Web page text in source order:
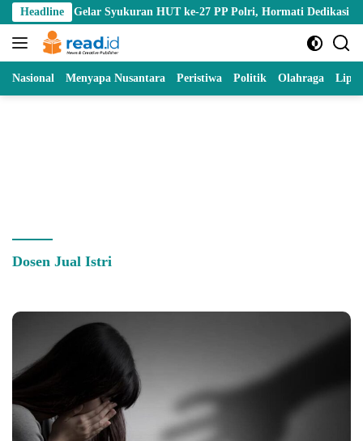
Skip
to
content
Headline
Gelar Syukuran HUT ke-27 PP Polri, Hormati Dedikasi Para
Nasional Menyapa Nusantara Peristiwa Politik Olahraga
Dosen Jual Istri